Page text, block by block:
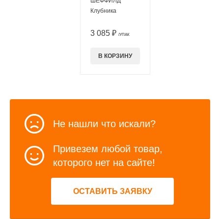
Клубника
3 085 ₽ /УПАК
В КОРЗИНУ
Не нашли что искали?
Привезем любой товар,
которого нет на сайте!
ОСТАВИТЬ ЗАЯВКУ